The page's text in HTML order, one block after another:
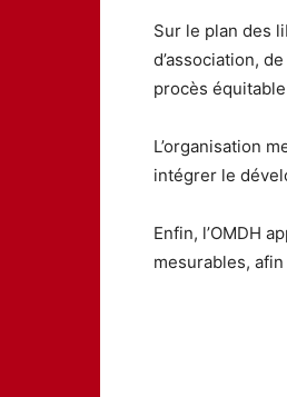
Sur le plan des
d’association,
procès
L’organisation
intégrer le
Enfin, l’OMDH
mesurables,